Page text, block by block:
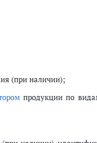
(при наличии);
продукции по